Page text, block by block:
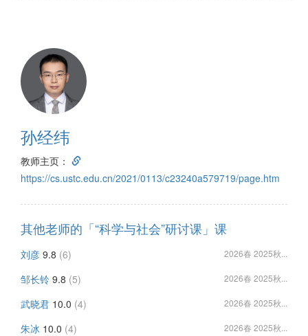
孙经纬
教师主页：
https://cs.ustc.edu.cn/2021/0113/c23240a579719/page.htm
其他老师的「“科学与社会”研讨课」课
刘彦 9.8 (6) 2026春 2025秋...
邹长铃 9.8 (5) 2026春 2025秋...
武晓君 10.0 (4) 2026春 2025秋...
朱冰 10.0 (4) 2026春 2025秋...